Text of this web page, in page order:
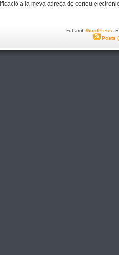
a la meva adreça de correu
Fet amb WordPress .
Posts